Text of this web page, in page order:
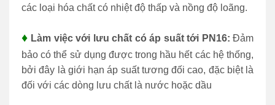
các loại hóa chất có nhiệt độ thấp và nồng độ loãng.
♦ Làm việc với lưu chất có áp suất tới PN16: Đảm
bảo có thể sử dụng được trong hầu hết các hệ thống,
bởi đây là giới hạn áp suất tương đối cao, đặc biệt là
đối với các dòng lưu chất là nước hoặc dầu